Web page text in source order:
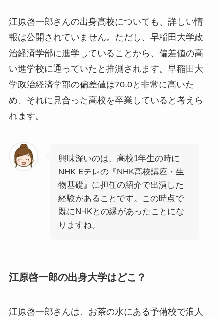
江原啓一郎さんの出身高校についても、詳しい情
報は公開されていません。ただし、早稲田大学政
治経済学部に進学していることから、偏差値の高
い進学校に通っていたと推測されます。早稲田大
学政治経済学部の偏差値は70.0と非常に高いた
め、それに見合った高校を卒業していると考えら
れます。
興味深いのは、高校1年生の時に
NHK Eテレの『NHK高校講座・生
物基礎』に担任の紹介で出演した
経験があることです。この時点で
既にNHKとの縁があったことにな
りますね。
江原啓一郎の出身大学はどこ？
江原啓一郎さんは、お茶の水にある予備校で浪人